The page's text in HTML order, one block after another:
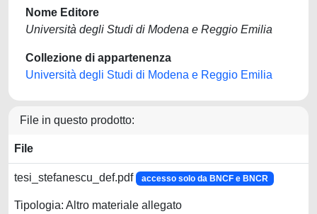
Nome Editore
Università degli Studi di Modena e Reggio Emilia
Collezione di appartenenza
Università degli Studi di Modena e Reggio Emilia
File in questo prodotto:
File
tesi_stefanescu_def.pdf accesso solo da BNCF e BNCR
Tipologia: Altro materiale allegato